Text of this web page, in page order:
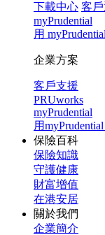
下載中心 客
myPrudential
用
企業方案
客戶支援
PRUworks
myPrudential
用
保險百科
保險知識
守護健康
財富增值
在港安居
關於我們
企業簡介